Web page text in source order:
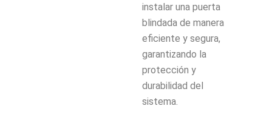
instalar una puerta
blindada de manera
eficiente y segura,
garantizando la
protección y
durabilidad del
sistema.